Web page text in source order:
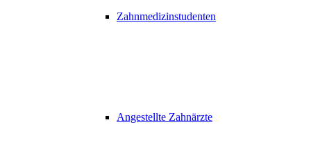
Zahnmedizinstudenten
Angestellte Zahnärzte